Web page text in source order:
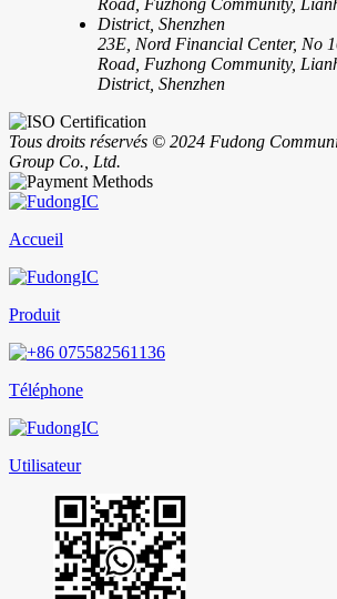
23E, Nord Financial Center, No
Road, Fuzhong Community,
District, Shenzhen
Tous droits réservés © 2024 Fudong
Group Co., Ltd.
Accueil
Produit
Téléphone
Utilisateur